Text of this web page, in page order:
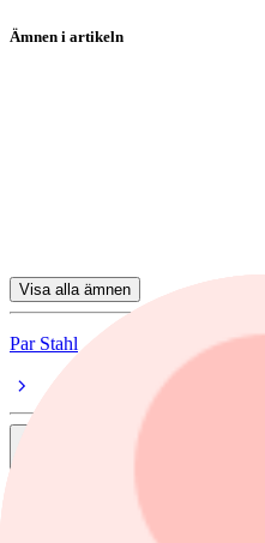
Ämnen i artikeln
Visa alla ämnen
Par Stahl
Stockholmsbörsen